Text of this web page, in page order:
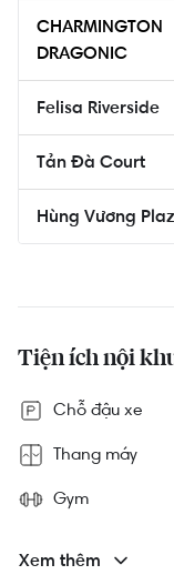
CHARMINGTON
DRAGONIC
Felisa Riverside
Tản Đà Court
Hùng Vương
Tiện ích nội
Chỗ đậu xe
Thang máy
Gym
Xem thêm